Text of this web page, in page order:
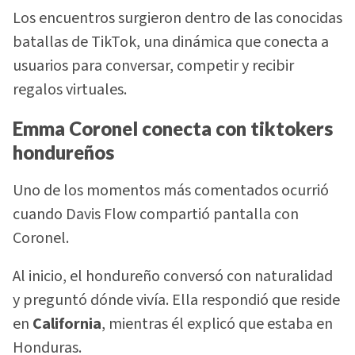
Los encuentros surgieron dentro de las conocidas
batallas de TikTok, una dinámica que conecta a
usuarios para conversar, competir y recibir
regalos virtuales.
Emma Coronel conecta con tiktokers
hondureños
Uno de los momentos más comentados ocurrió
cuando Davis Flow compartió pantalla con
Coronel.
Al inicio, el hondureño conversó con naturalidad
y preguntó dónde vivía. Ella respondió que reside
en California, mientras él explicó que estaba en
Honduras.